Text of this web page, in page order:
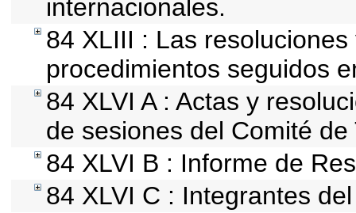
internacionales.
84 XLIII : Las
procedimientos seguidos
84 XLVI A : Actas y
de sesiones del Comité
84 XLVI B : Informe de
84 XLVI C : Integrantes